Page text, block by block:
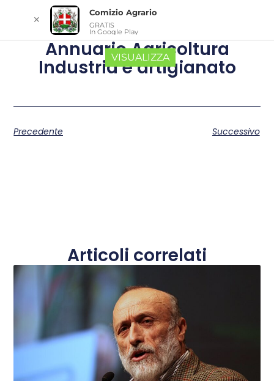
Annuario Agricoltura
Industria e artigianato
Precedente Successivo
Articoli correlati
✕
Comizio Agrario
GRATIS
In Google Play
VISUALIZZA